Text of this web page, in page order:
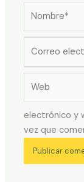
electrónico*
electrónico y
vez que